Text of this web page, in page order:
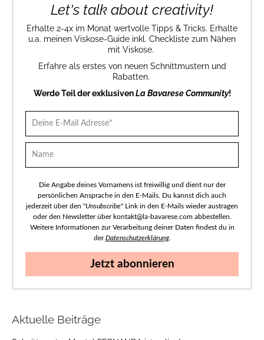
Let's talk about creativity!
Erhalte 2-4x im Monat wertvolle Tipps & Tricks. Erhalte
u.a. meinen Viskose-Guide inkl. Checkliste zum Nähen
mit Viskose.
Erfahre als erstes von neuen Schnittmustern und
Rabatten.
Werde Teil der exklusivenLa Bavarese Community!
Die Angabe deines Vornamens ist freiwillig und dient nur der
persönlichen Ansprache in den E-Mails. Du kannst dich auch
jederzeit über den "Unsubscribe" Link in den E-Mails wieder austragen
oder den Newsletter über kontakt@la-bavarese.com abbestellen.
Weitere Informationen zur Verarbeitung deiner Daten findest du in
derDatenschutzerklärung.
Jetzt abonnieren
Aktuelle Beiträge